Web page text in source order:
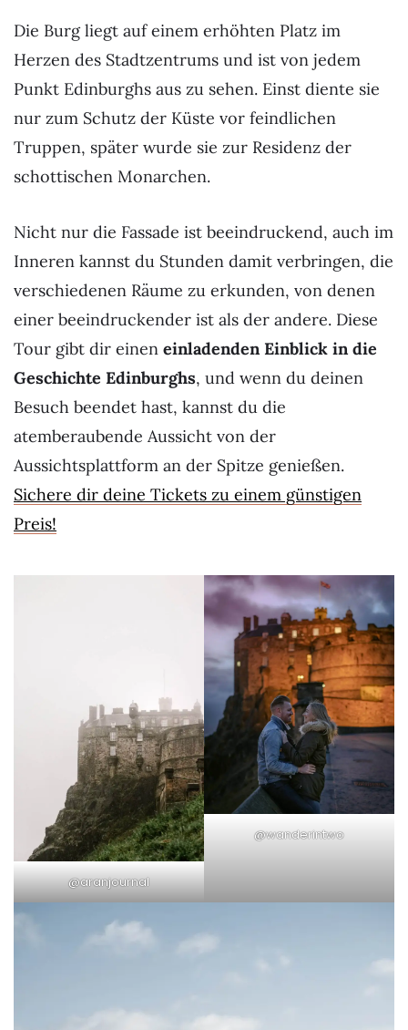
Die Burg liegt auf einem erhöhten Platz im
Herzen des Stadtzentrums und ist von jedem
Punkt Edinburghs aus zu sehen. Einst diente sie
nur zum Schutz der Küste vor feindlichen
Truppen, später wurde sie zur Residenz der
schottischen Monarchen.
Nicht nur die Fassade ist beeindruckend, auch im
Inneren kannst du Stunden damit verbringen, die
verschiedenen Räume zu erkunden, von denen
einer beeindruckender ist als der andere. Diese
Tour gibt dir einen einladenden Einblick in die
Geschichte Edinburghs, und wenn du deinen
Besuch beendet hast, kannst du die
atemberaubende Aussicht von der
Aussichtsplattform an der Spitze genießen.
Sichere dir deine Tickets zu einem günstigen
Preis!
@aranjournal
@wanderintwo